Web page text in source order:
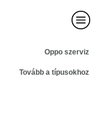
Oppo szerviz
Tovább a típusokhoz